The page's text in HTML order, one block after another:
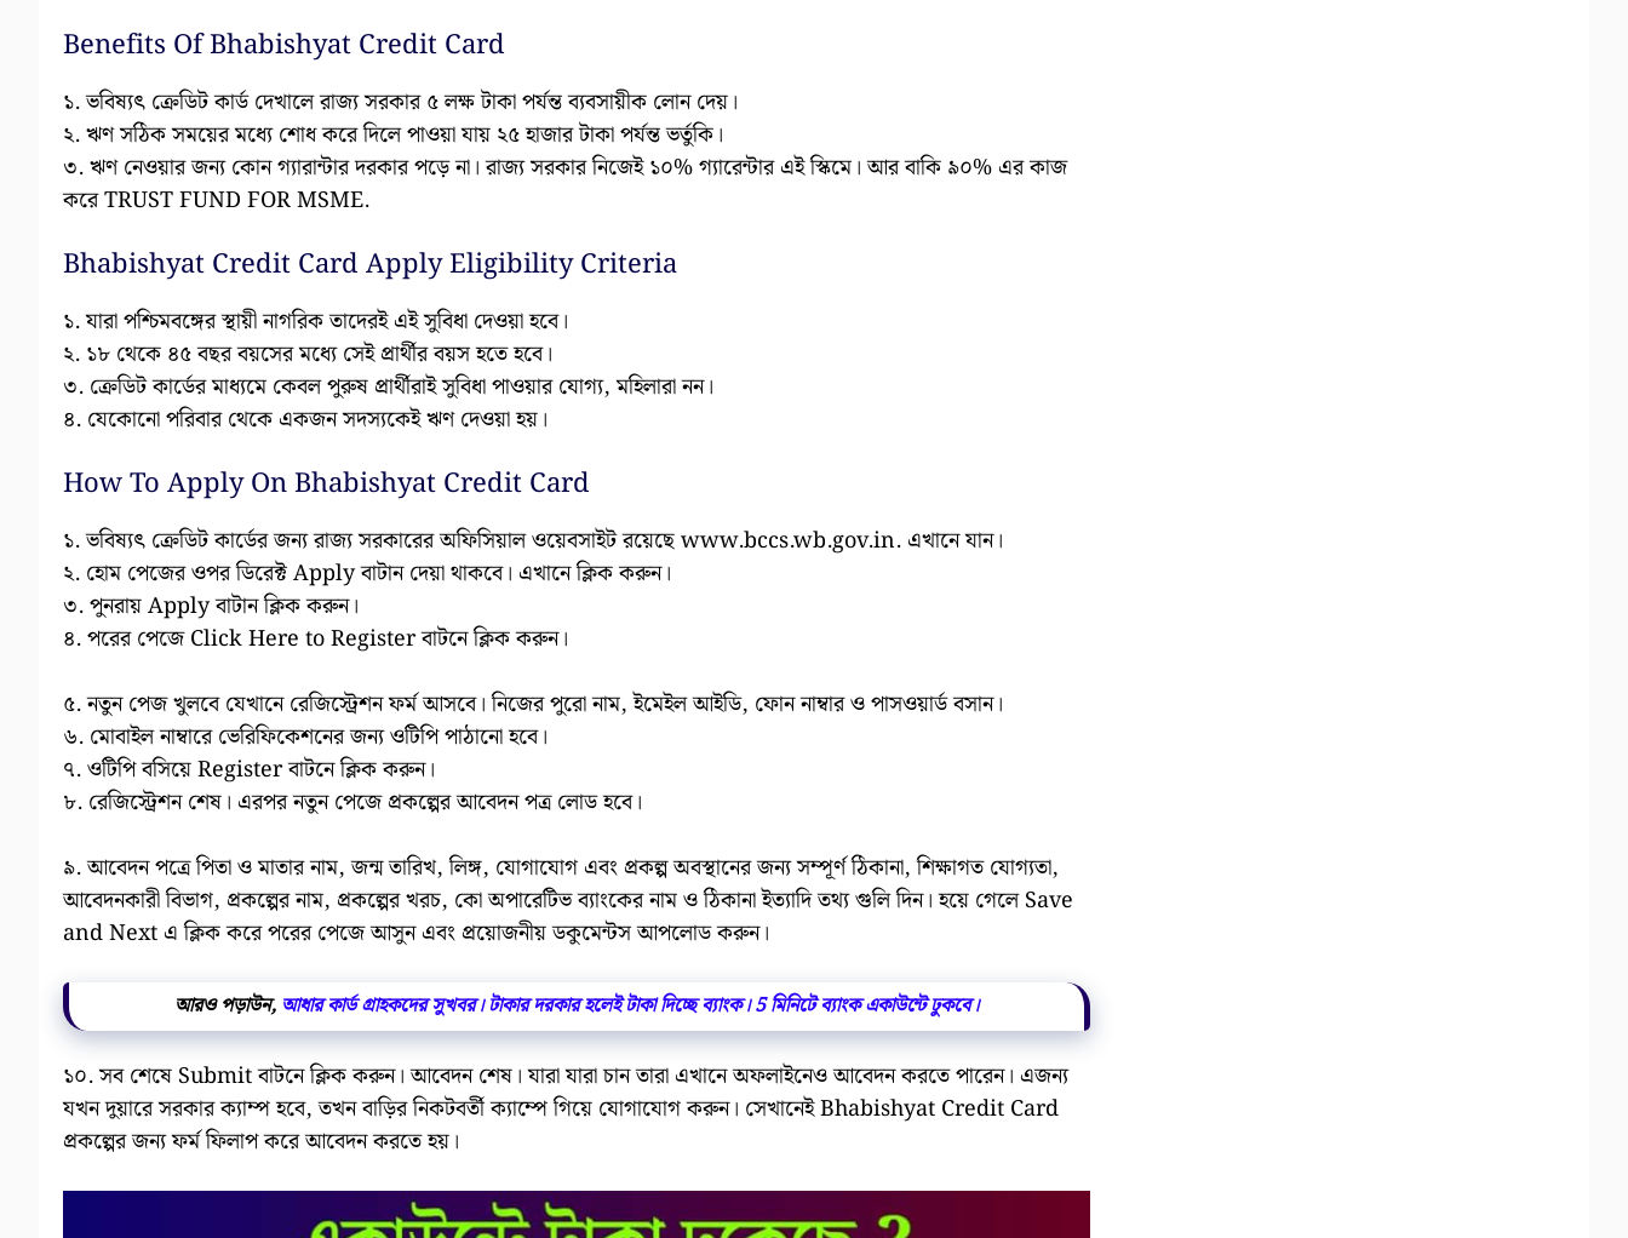
Benefits Of Bhabishyat Credit Card
১. ভবিষ্যৎ ক্রেডিট কার্ড দেখালে রাজ্য সরকার ৫ লক্ষ টাকা পর্যন্ত ব্যবসায়ীক লোন দেয়।
২. ঋণ সঠিক সময়ের মধ্যে শোধ করে দিলে পাওয়া যায় ২৫ হাজার টাকা পর্যন্ত ভর্তুকি।
৩. ঋণ নেওয়ার জন্য কোন গ্যারান্টার দরকার পড়ে না। রাজ্য সরকার নিজেই ১০% গ্যারেন্টার এই স্কিমে। আর বাকি ৯০% এর কাজ
করে TRUST FUND FOR MSME.
Bhabishyat Credit Card Apply Eligibility Criteria
১. যারা পশ্চিমবঙ্গের স্থায়ী নাগরিক তাদেরই এই সুবিধা দেওয়া হবে।
২. ১৮ থেকে ৪৫ বছর বয়সের মধ্যে সেই প্রার্থীর বয়স হতে হবে।
৩. ক্রেডিট কার্ডের মাধ্যমে কেবল পুরুষ প্রার্থীরাই সুবিধা পাওয়ার যোগ্য, মহিলারা নন।
৪. যেকোনো পরিবার থেকে একজন সদস্যকেই ঋণ দেওয়া হয়।
How To Apply On Bhabishyat Credit Card
১. ভবিষ্যৎ ক্রেডিট কার্ডের জন্য রাজ্য সরকারের অফিসিয়াল ওয়েবসাইট রয়েছে www.bccs.wb.gov.in. এখানে যান।
২. হোম পেজের ওপর ডিরেক্ট Apply বাটান দেয়া থাকবে। এখানে ক্লিক করুন।
৩. পুনরায় Apply বাটান ক্লিক করুন।
৪. পরের পেজে Click Here to Register বাটনে ক্লিক করুন।
৫. নতুন পেজ খুলবে যেখানে রেজিস্ট্রেশন ফর্ম আসবে। নিজের পুরো নাম, ইমেইল আইডি, ফোন নাম্বার ও পাসওয়ার্ড বসান।
৬. মোবাইল নাম্বারে ভেরিফিকেশনের জন্য ওটিপি পাঠানো হবে।
৭. ওটিপি বসিয়ে Register বাটনে ক্লিক করুন।
৮. রেজিস্ট্রেশন শেষ। এরপর নতুন পেজে প্রকল্পের আবেদন পত্র লোড হবে।
৯. আবেদন পত্রে পিতা ও মাতার নাম, জন্ম তারিখ, লিঙ্গ, যোগাযোগ এবং প্রকল্প অবস্থানের জন্য সম্পূর্ণ ঠিকানা, শিক্ষাগত যোগ্যতা,
আবেদনকারী বিভাগ, প্রকল্পের নাম, প্রকল্পের খরচ, কো অপারেটিভ ব্যাংকের নাম ও ঠিকানা ইত্যাদি তথ্য গুলি দিন। হয়ে গেলে Save
and Next এ ক্লিক করে পরের পেজে আসুন এবং প্রয়োজনীয় ডকুমেন্টস আপলোড করুন।
আরও পড়াউন, আধার কার্ড গ্রাহকদের সুখবর। টাকার দরকার হলেই টাকা দিচ্ছে ব্যাংক। 5 মিনিটে ব্যাংক একাউন্টে ঢুকবে।
১০. সব শেষে Submit বাটনে ক্লিক করুন। আবেদন শেষ। যারা যারা চান তারা এখানে অফলাইনেও আবেদন করতে পারেন। এজন্য
যখন দুয়ারে সরকার ক্যাম্প হবে, তখন বাড়ির নিকটবর্তী ক্যাম্পে গিয়ে যোগাযোগ করুন। সেখানেই Bhabishyat Credit Card
প্রকল্পের জন্য ফর্ম ফিলাপ করে আবেদন করতে হয়।